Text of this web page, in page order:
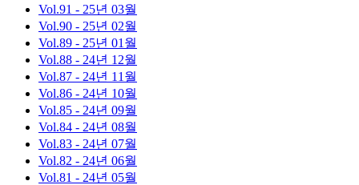
Vol.91 - 25년 03월
Vol.90 - 25년 02월
Vol.89 - 25년 01월
Vol.88 - 24년 12월
Vol.87 - 24년 11월
Vol.86 - 24년 10월
Vol.85 - 24년 09월
Vol.84 - 24년 08월
Vol.83 - 24년 07월
Vol.82 - 24년 06월
Vol.81 - 24년 05월